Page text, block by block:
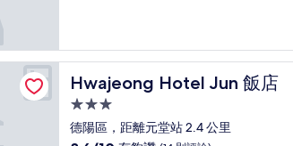
棒
(42
則
評
論)
Hwajeong Hotel Jun 飯店
Hwajeong Hotel Jun 飯店
3.0
星
德陽區，距離元堂站 2.4 公里